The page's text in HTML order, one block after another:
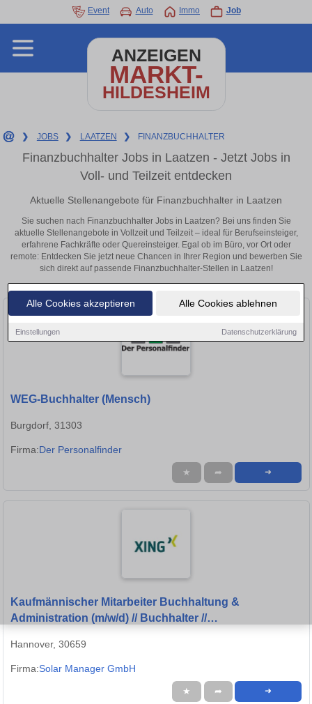
Alle Cookies akzeptieren Alle Cookies ablehnen
Einstellungen Datenschutzerklärung
Event Auto Immo Job
ANZEIGEN
MARKT-
HILDESHEIM
❯ JOBS ❯ LAATZEN ❯ FINANZBUCHHALTER
Finanzbuchhalter Jobs in Laatzen - Jetzt Jobs in
Voll- und Teilzeit entdecken
Aktuelle Stellenangebote für Finanzbuchhalter in Laatzen
Sie suchen nach Finanzbuchhalter Jobs in Laatzen? Bei uns finden Sie
aktuelle Stellenangebote in Vollzeit und Teilzeit – ideal für Berufseinsteiger,
erfahrene Fachkräfte oder Quereinsteiger. Egal ob im Büro, vor Ort oder
remote: Entdecken Sie jetzt neue Chancen in Ihrer Region und bewerben Sie
sich direkt auf passende Finanzbuchhalter-Stellen in Laatzen!
WEG-Buchhalter (Mensch)
Burgdorf, 31303
Firma:Der Personalfinder
★ ➦ ➜
Kaufmännischer Mitarbeiter Buchhaltung &
Administration (m/w/d) // Buchhalter //
Hannover, 30659
Firma:Solar Manager GmbH
★ ➦ ➜